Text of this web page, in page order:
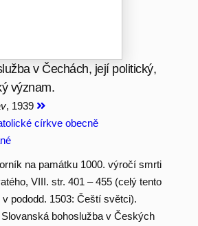
v Čechách, její politický,
význam.
, 1939
církve obecně
na památku 1000. výročí smrti
VIII. str. 401 – 455 (celý tento
pododd. 1503: Čeští světci).
bohoslužba v Českých